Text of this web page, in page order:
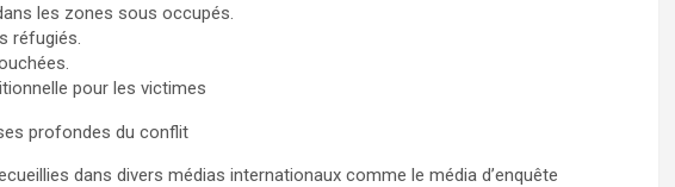
les zones sous occupés.
réfugiés.
pour les victimes
profondes du conflit
dans divers médias internationaux comme le média d’enquête